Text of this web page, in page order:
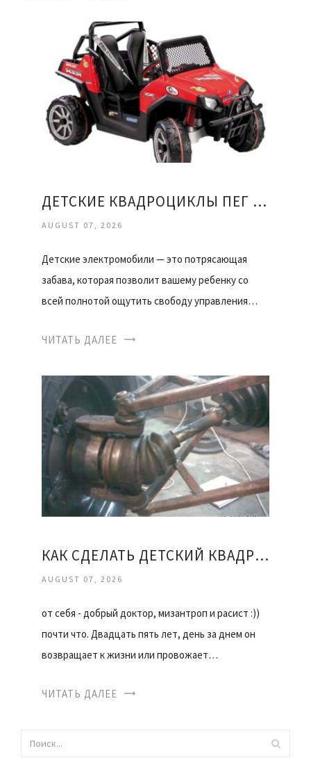
ДЕТСКИЕ КВАДРОЦИКЛЫ ПЕГ ПЕРЕГО
AUGUST 07, 2026
Детские электромобили — это потрясающая
забава, которая позволит вашему ребенку со
всей полнотой ощутить свободу управления…
ЧИТАТЬ ДАЛЕЕ
КАК СДЕЛАТЬ ДЕТСКИЙ КВАДРОЦИКЛ СВОИМИ РУКАМИ
AUGUST 07, 2026
от себя - добрый доктор, мизантроп и расист :))
почти что. Двадцать пять лет, день за днем он
возвращает к жизни или провожает…
ЧИТАТЬ ДАЛЕЕ